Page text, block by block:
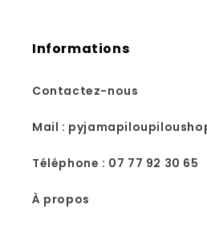
Informations
Contactez-nous
Mail :
Téléphone : 07 77 92 30 65
À propos